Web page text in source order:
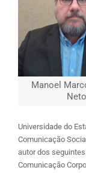
Manoel
Neto
Universidade do
Comunicação
autor dos
Comunicação